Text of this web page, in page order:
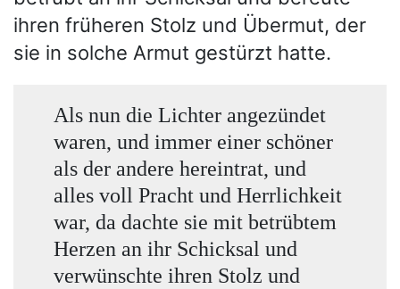
ihren früheren Stolz und Übermut, der
sie in solche Armut gestürzt hatte.
Als nun die Lichter angezündet
waren, und immer einer schöner
als der andere hereintrat, und
alles voll Pracht und Herrlichkeit
war, da dachte sie mit betrübtem
Herzen an ihr Schicksal und
verwünschte ihren Stolz und